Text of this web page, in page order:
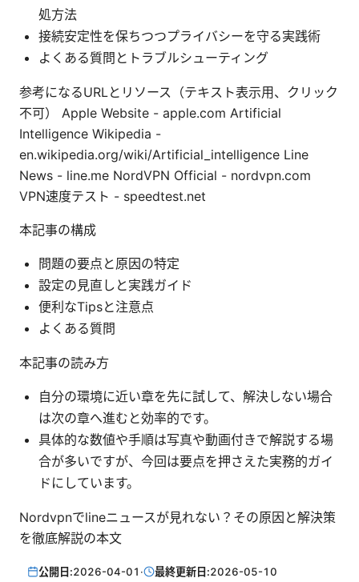
処方法
接続安定性を保ちつつプライバシーを守る実践術
よくある質問とトラブルシューティング
参考になるURLとリソース（テキスト表示用、クリック
不可） Apple Website - apple.com Artificial
Intelligence Wikipedia -
en.wikipedia.org/wiki/Artificial_intelligence Line
News - line.me NordVPN Official - nordvpn.com
VPN速度テスト - speedtest.net
本記事の構成
問題の要点と原因の特定
設定の見直しと実践ガイド
便利なTipsと注意点
よくある質問
本記事の読み方
自分の環境に近い章を先に試して、解決しない場合
は次の章へ進むと効率的です。
具体的な数値や手順は写真や動画付きで解説する場
合が多いですが、今回は要点を押さえた実務的ガイ
ドにしています。
Nordvpnでlineニュースが見れない？その原因と解決策
を徹底解説の本文
公開日:2026-04-01 · 最終更新日:2026-05-10